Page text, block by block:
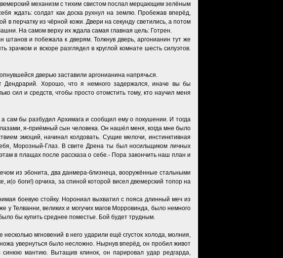
механизм с тихим свистом послал мерцающим зелёным
ждать: солдат как доска рухнул на землю. Пробежав вперёд,
перчатку из чёрной кожи. Двери на секунду светились, а потом
На самом верху их ждала самая главная цель: Готрен.
штанов и побежала к дверям. Толкнув дверь, аргонианин тут же
зрачком и вскоре разглядел в круглой комнате шесть силуэтов.
дверью заставили аргонианина напрячься.
Хорошо, что я немного задержался, иначе вы бы
сил и средств, чтобы просто отомстить тому, кто научил меня
а сам бы разбудил Архимага и сообщил ему о покушении. И тогда
я-приёмный сын человека. Он нашёл меня, когда мне было
эмоций, начинал колдовать. Сущие мелочи, инстинктивная
Морозный-Глаз. В свите Дрена ты был носильщиком личных
в плащах после рассказа о себе.- Пора закончить наш план и
из эбонита, два данмера-близнеца, вооружённые стальными
и(о боги!) орчиха, за спиной которой висел двемерский топор на
боевую стойку. Норониал выхватил с пояса длинный меч из
у Телванни, великих и могучих магов Морровинда, было немного
бы купить среднее поместье. Бой будет трудным.
мгновений в него ударили ещё сгусток холода, молния,
увернуться было несложно. Нырнув вперёд, он пробил живот
синюю мантию. Вытащив клинок, он парировал удар редгарда,